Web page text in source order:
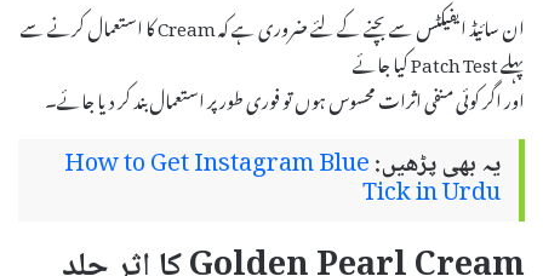
ان سائیڈ ایفیکٹس سے بچنے کے لئے ضروری ہے کہ Cream کا استعمال کرنے سے
پہلے Patch Test کیا جائے
اور اگر کوئی منفی اثرات محسوس ہوں تو فوری طور پر استعمال بند کر دیا جائے۔
یہ بھی پڑھیں:How to Get Instagram Blue
Tick in Urdu